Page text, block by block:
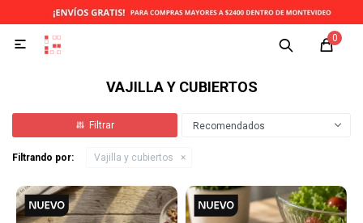
0

VAJILLA Y CUBIERTOS
Recomendados
Filtrando por: Vajilla y cubiertos